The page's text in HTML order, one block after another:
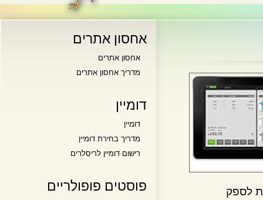
לספק
אחסון אתרים
אחסון אתרים
מדריך אחסון אתרים
דומיין
דומיין
מדריך בחירת דומיין
רישום דומיין לריסלרים
פוסטים פופולריים